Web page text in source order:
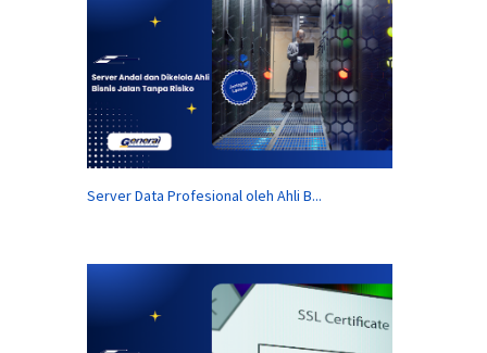
Server Data Profesional oleh Ahli B...